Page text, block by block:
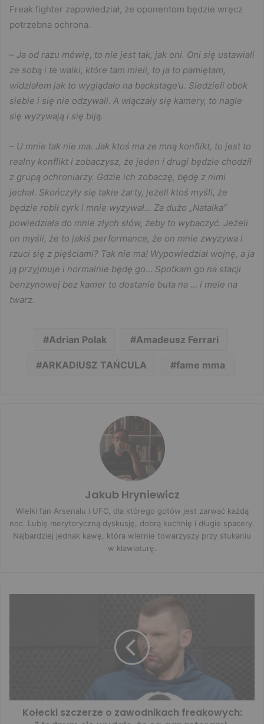
Freak fighter zapowiedział, że oponentom będzie wręcz
potrzebna ochrona.
– Ja od razu mówię, to nie jest tak, jak oni. Oni się ustawiali
ze sobą i te walki, które tam mieli, to ja to pamiętam,
widziałem jak to wyglądało na backstage’u. Siedzieli obok
siebie i się nie odzywali. A włączały się kamery, to nagle
się wyzywają i się biją.
– U mnie tak nie ma. Jak ktoś ma ze mną konflikt, to jest to
realny konflikt i zobaczysz, że jeden i drugi będzie chodził
z grupą ochroniarzy. Gdzie ich zobaczę, będę z nimi
jechał. Skończyły się takie żarty, jeżeli ktoś myśli, że
będzie robił cyrk i mnie wyzywał… Za dużo „Natalka”
powiedziała do mnie złych słów, żeby to wybaczyć. Jeżeli
on myśli, że to jakiś performance, że on mnie zwyzywa i
rzuci się z pięściami? Tak nie ma! Wypowiedział wojnę, a ja
ją przyjmuje i normalnie będę go… Spotkam go na stacji
benzynowej bez kamer to dostanie buta na … i mele na
twarz.
Adrian Polak Amadeusz Ferrari
ARKADIUSZ TAŃCULA fame mma
Jakub Hryniewicz
Wielki fan Arsenalu i UFC, dla którego gotów jest zarwać każdą
noc. Lubię merytoryczną dyskusję, dobrą kuchnię i długie spacery.
Najbardziej jednak kawę, która wiernie towarzyszy przy stukaniu
w klawiaturę.
Kołecki szczerze o zawodnikach freakowych: